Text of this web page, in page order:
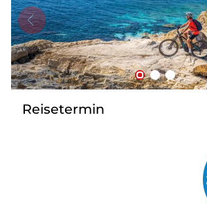
Bus mieten
Kontakt
Reisetermin